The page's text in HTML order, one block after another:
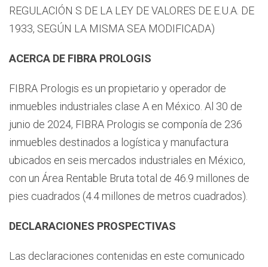
REGULACIÓN S DE LA LEY DE VALORES DE E.U.A. DE
1933, SEGÚN LA MISMA SEA MODIFICADA)
ACERCA DE FIBRA PROLOGIS
FIBRA Prologis es un propietario y operador de
inmuebles industriales clase A en México. Al 30 de
junio de 2024, FIBRA Prologis se componía de 236
inmuebles destinados a logística y manufactura
ubicados en seis mercados industriales en México,
con un Área Rentable Bruta total de 46.9 millones de
pies cuadrados (4.4 millones de metros cuadrados).
DECLARACIONES PROSPECTIVAS
Las declaraciones contenidas en este comunicado